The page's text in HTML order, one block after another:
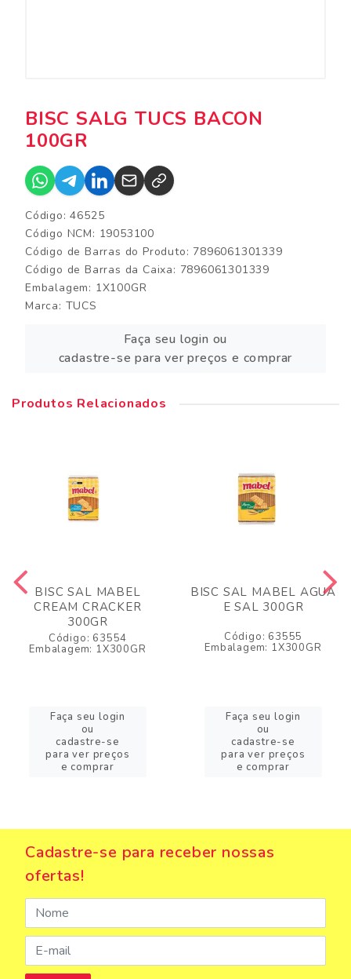
BISC SALG TUCS BACON
100GR
Código: 46525
Código NCM: 19053100
Código de Barras do Produto: 7896061301339
Código de Barras da Caixa: 7896061301339
Embalagem: 1X100GR
Marca: TUCS
Faça seu login ou
cadastre-se para ver preços e comprar
Produtos Relacionados
BISC SAL MABEL
CREAM CRACKER
300GR
Código: 63554
Embalagem: 1X300GR
Faça seu login
ou
cadastre-se
para ver preços
e comprar
BISC SAL MABEL AGUA
E SAL 300GR
Código: 63555
Embalagem: 1X300GR
Faça seu login
ou
cadastre-se
para ver preços
e comprar
Cadastre-se para receber nossas
ofertas!